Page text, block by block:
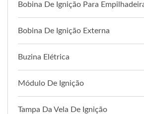
Bobina De Ignição Para
Bobina De Ignição Externa
Buzina Elétrica
Módulo De Ignição
Tampa Da Vela De Ignição